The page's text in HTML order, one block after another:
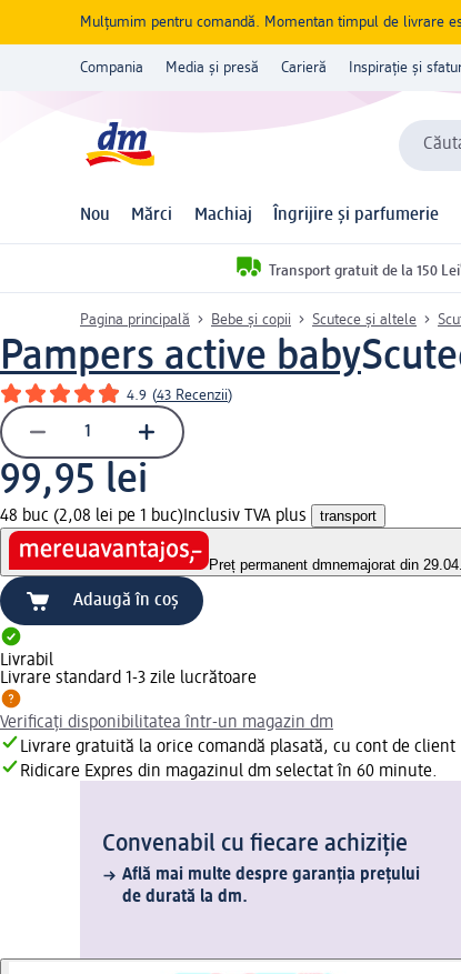
Mulțumim pentru comandă. Momentan timpul de livrare
Compania Media și presă Carieră Inspirație și
Nou Mărci Machiaj Îngrijire și parfumerie
Transport gratuit de la 150 Lei
Pagina principală Bebe și copii Scutece și altele
Pampers active baby
4.9 (43 Recenzii)
99,95 lei
48 buc (2,08 lei pe 1 buc) Inclusiv TVA plus transport
Preț permanent dmnemajorat din
Adaugă în coș
Livrabil
Livrare standard 1-3 zile lucrătoare
Verificați disponibilitatea într-un magazin dm
Livrare gratuită la orice comandă plasată, cu cont de client
Ridicare Expres din magazinul dm selectat în 60 minute.
Convenabil cu fiecare achiziție
Află mai multe despre garanția prețului
de durată la dm.